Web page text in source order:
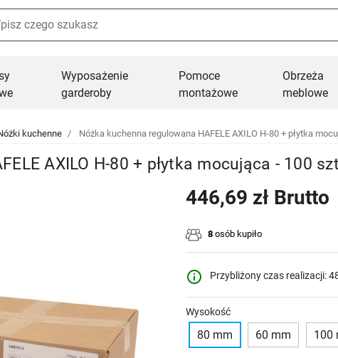
Wyposażenie
garderoby
Pomoce
montażowe
Obrzeża
meblowe
kuchenne Nóżka kuchenna regulowana HAFELE AXILO H-80 + płytka
AXILO H-80 + płytka mocująca - 100
446,69 zł Brutto
8 osób kupiło
info_outline Przybliżony czas realizacji:
Wysokość
80 mm 60 mm 100